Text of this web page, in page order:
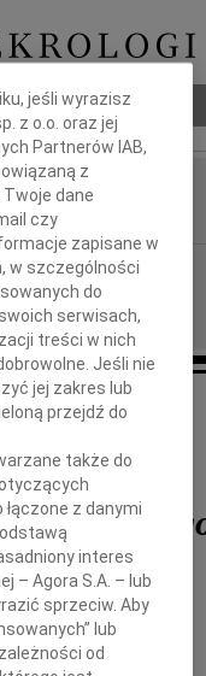
wyrazy współczucia,
pogrzebowych
Zembaczyńskiemu
Miasta Opola
jeśli wyrazisz
z o.o. oraz jej
Partnerów IAB,
z
dane
czy
zapisane w
w szczególności
do
serwisach,
treści w nich
Jeśli nie
jej zakres lub
przejdź do
także do
z danymi
interes
– Agora S.A. – lub
sprzeciw. Aby
lub
od